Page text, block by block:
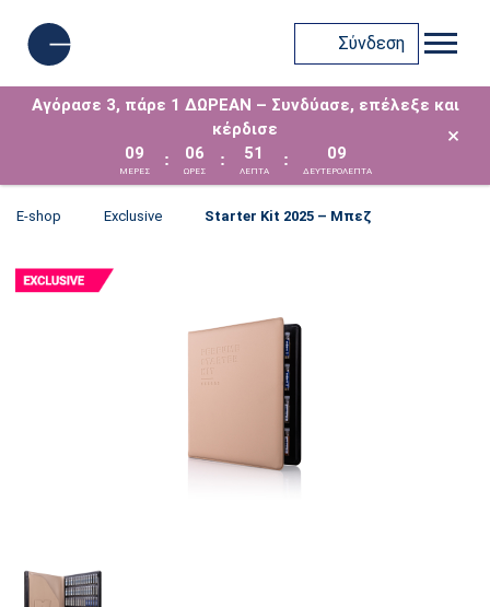
Σύνδεση
Αγόρασε 3, πάρε 1 ΔΩΡΕΑΝ – Συνδύασε, επέλεξε και
κέρδισε
09
ΜΈΡΕΣ
: 06
ΩΡΕΣ
: 51
ΛΕΠΤΑ
: 09
ΔΕΥΤΕΡΟΛΕΠΤΑ
×
E-shop Exclusive Starter Kit 2025 – Μπεζ